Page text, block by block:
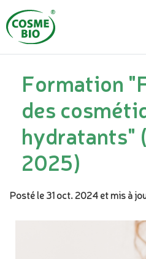
Formation
des
hydratants"
2025)
Posté le 31 oct. 2024et mis à